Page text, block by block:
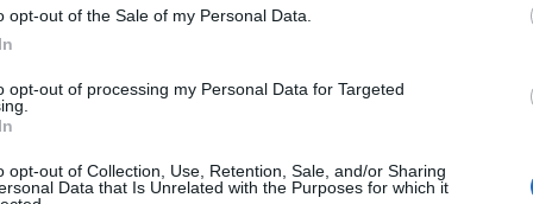
opt-out of the Sale of my Personal Data.
opt-out of processing my Personal Data for Targeted
opt-out of Collection, Use, Retention, Sale, and/or Sharing
Data that Is Unrelated with the Purposes for which it
Fang Island rendkívül ötletesen vágta össze a már
témákat. Az Alcest olyan, mintha a
játszana, csak elfelejtett volna énekest váltani. A
vikernesi (burzumi) hagyományokat inkább
kritikák.
TOVÁBB